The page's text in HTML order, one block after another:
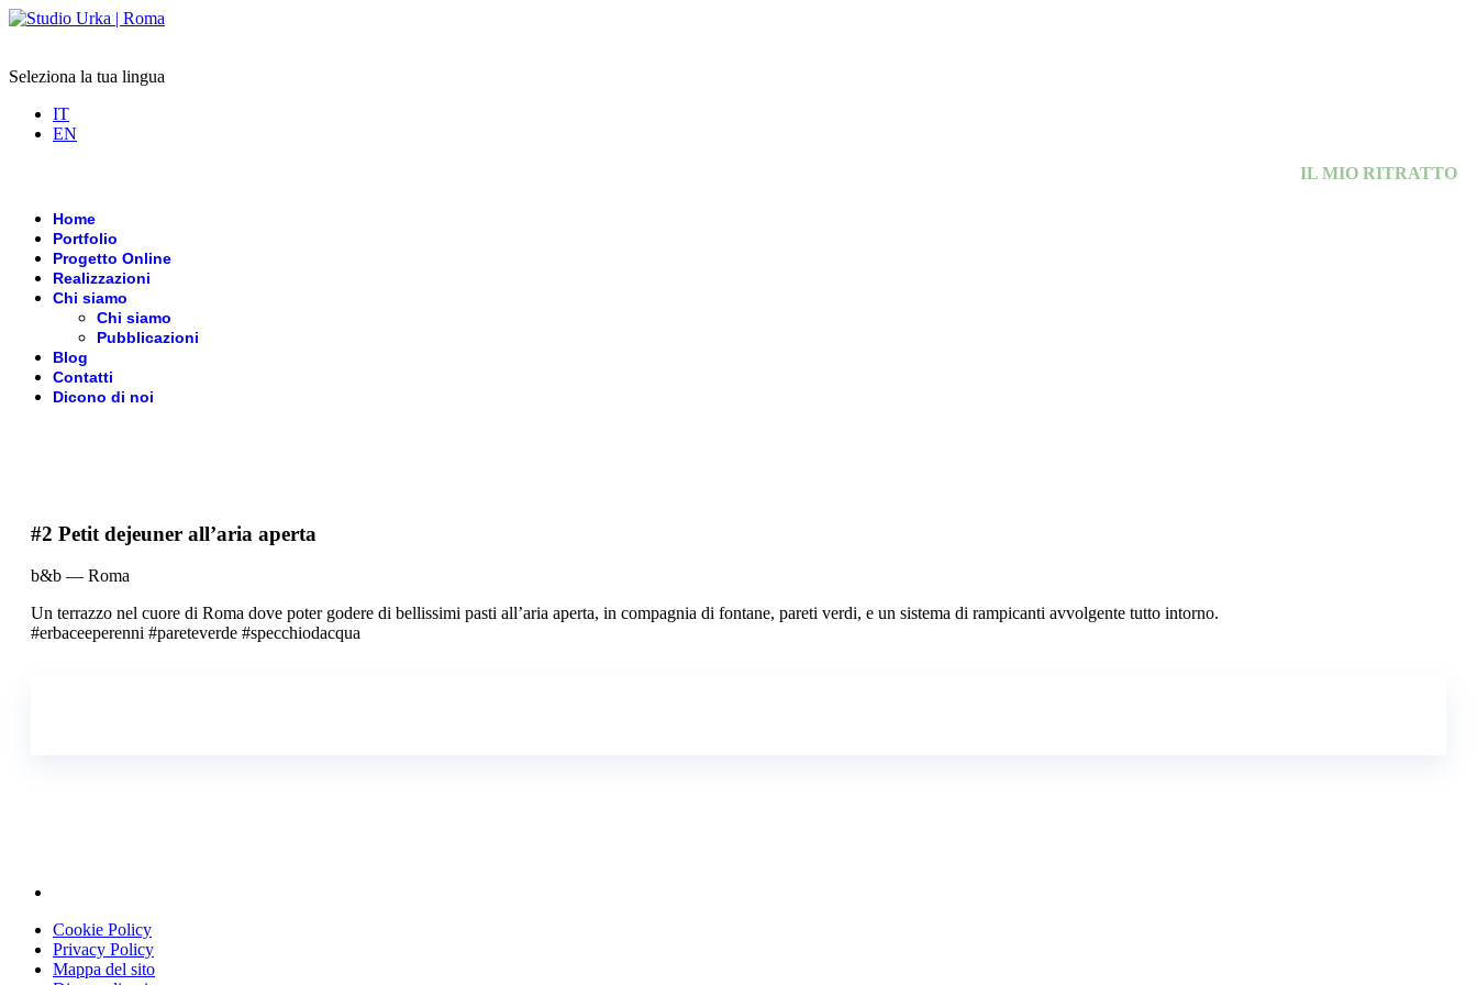
Seleziona la tua lingua
IT
EN
IL MIO RITRATTO
Home
Portfolio
Progetto Online
Realizzazioni
Chi siamo
Chi siamo
Pubblicazioni
Blog
Contatti
Dicono di noi
#2 Petit dejeuner all’aria aperta
b&b — Roma
Un terrazzo nel cuore di Roma dove poter godere di bellissimi pasti all’aria aperta, in compagnia di fontane, pareti verdi, e un sistema di rampicanti avvolgente tutto intorno.
#erbaceeperenni #pareteverde #specchiodacqua
Cookie Policy
Privacy Policy
Mappa del sito